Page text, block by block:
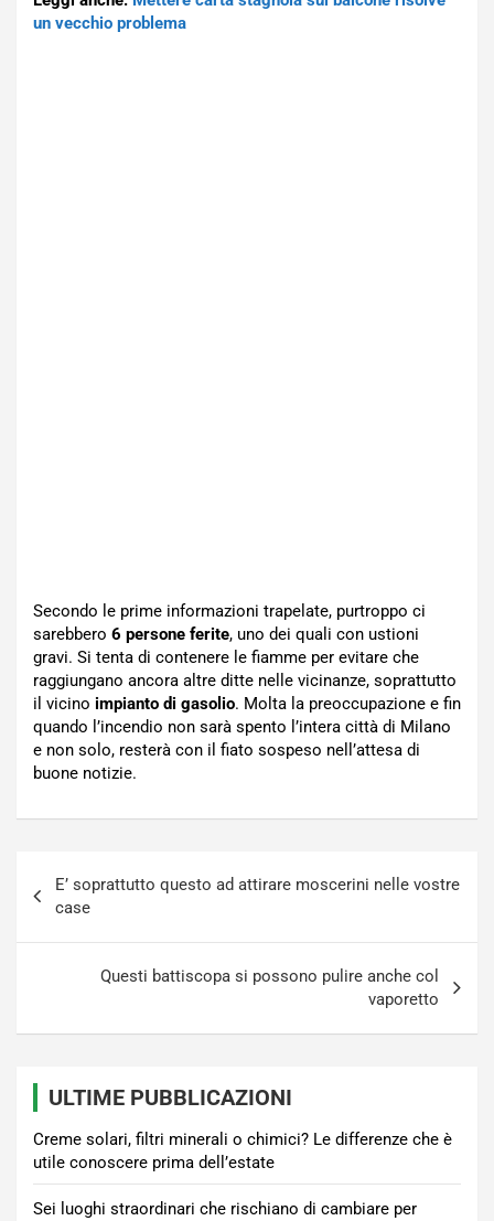
un vecchio problema
Secondo le prime informazioni trapelate, purtroppo ci
sarebbero 6 persone ferite, uno dei quali con ustioni
gravi. Si tenta di contenere le fiamme per evitare che
raggiungano ancora altre ditte nelle vicinanze, soprattutto
il vicino impianto di gasolio. Molta la preoccupazione e fin
quando l’incendio non sarà spento l’intera città di Milano
e non solo, resterà con il fiato sospeso nell’attesa di
buone notizie.
articoli
E’ soprattutto questo ad attirare moscerini nelle vostre
case
Questi battiscopa si possono pulire anche col
vaporetto
ULTIME PUBBLICAZIONI
Creme solari, filtri minerali o chimici? Le differenze che è
utile conoscere prima dell’estate
Sei luoghi straordinari che rischiano di cambiare per